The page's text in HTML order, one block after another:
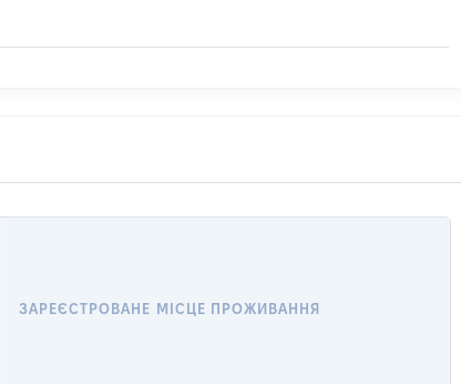
ЗАРЕЄСТРОВАНЕ МІСЦЕ ПРОЖИВАННЯ